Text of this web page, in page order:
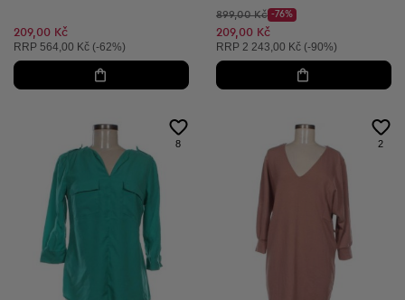
209,00 Kč
Doporučená cena:
RRP 564,00 Kč (-62%)
Původní cena:
899,00 Kč
Discount Price:
-76%
Snížená cena:
209,00 Kč
Doporučená cena:
RRP 2 243,00 Kč (-90%)
8 2